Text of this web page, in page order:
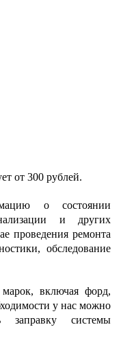
от 300 рублей.
о состоянии
и других
проведения ремонта
обследование
включая форд,
у нас можно
системы